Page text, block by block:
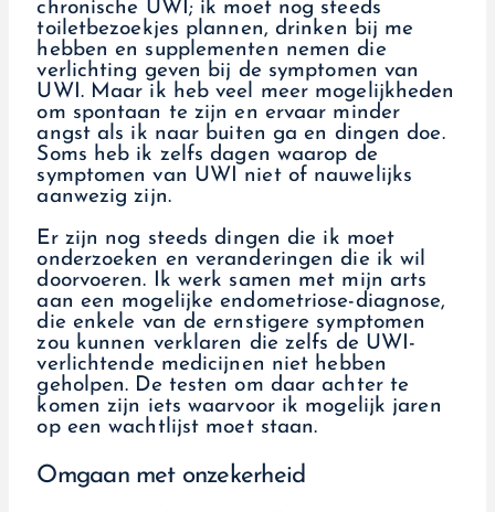
chronische UWI; ik moet nog steeds
toiletbezoekjes plannen, drinken bij me
hebben en supplementen nemen die
verlichting geven bij de symptomen van
UWI. Maar ik heb veel meer mogelijkheden
om spontaan te zijn en ervaar minder
angst als ik naar buiten ga en dingen doe.
Soms heb ik zelfs dagen waarop de
symptomen van UWI niet of nauwelijks
aanwezig zijn.
Er zijn nog steeds dingen die ik moet
onderzoeken en veranderingen die ik wil
doorvoeren. Ik werk samen met mijn arts
aan een mogelijke endometriose-diagnose,
die enkele van de ernstigere symptomen
zou kunnen verklaren die zelfs de UWI-
verlichtende medicijnen niet hebben
geholpen. De testen om daar achter te
komen zijn iets waarvoor ik mogelijk jaren
op een wachtlijst moet staan.
Omgaan met onzekerheid